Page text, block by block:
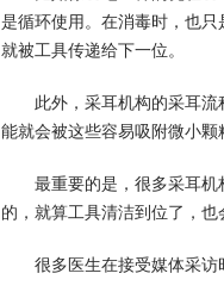
是循环使用。在消毒时，也
就被工具传递给下一位。
此外，采耳机构的采耳
能就会被这些容易吸附微小颗
最重要的是，很多采耳
的，就算工具清洁到位了，也
很多医生在接受媒体采访